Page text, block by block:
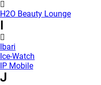
H2O Beauty Lounge
Ibari
Ice-Watch
IP Mobile
J